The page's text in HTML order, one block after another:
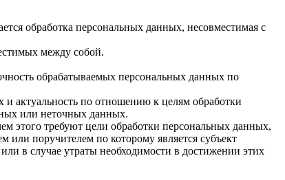
обработка персональных данных, несовместимая с
между собой.
обрабатываемых персональных данных по
и актуальность по отношению к целям обработки
или неточных данных.
этого требуют цели обработки персональных данных,
или поручителем по которому является субъект
в случае утраты необходимости в достижении этих